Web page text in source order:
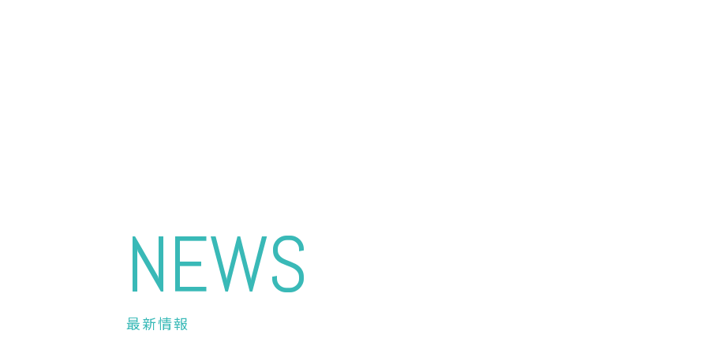
NEWS
最新情報